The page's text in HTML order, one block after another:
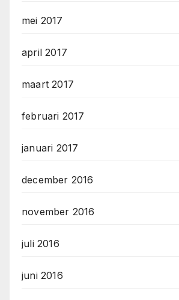
mei 2017
april 2017
maart 2017
februari 2017
januari 2017
december 2016
november 2016
juli 2016
juni 2016